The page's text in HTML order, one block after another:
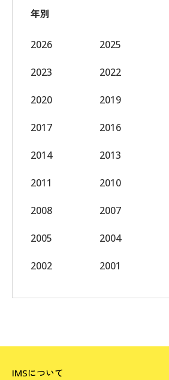
年別
2026 2025
2023 2022
2020 2019
2017 2016
2014 2013
2011 2010
2008 2007
2005 2004
2002 2001
IMSについて